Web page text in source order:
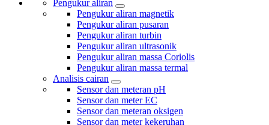
Pengukur aliran
Pengukur aliran magnetik
Pengukur aliran pusaran
Pengukur aliran turbin
Pengukur aliran ultrasonik
Pengukur aliran massa Coriolis
Pengukur aliran massa termal
Analisis cairan
Sensor dan meteran pH
Sensor dan meter EC
Sensor dan meteran oksigen
Sensor dan meter kekeruhan